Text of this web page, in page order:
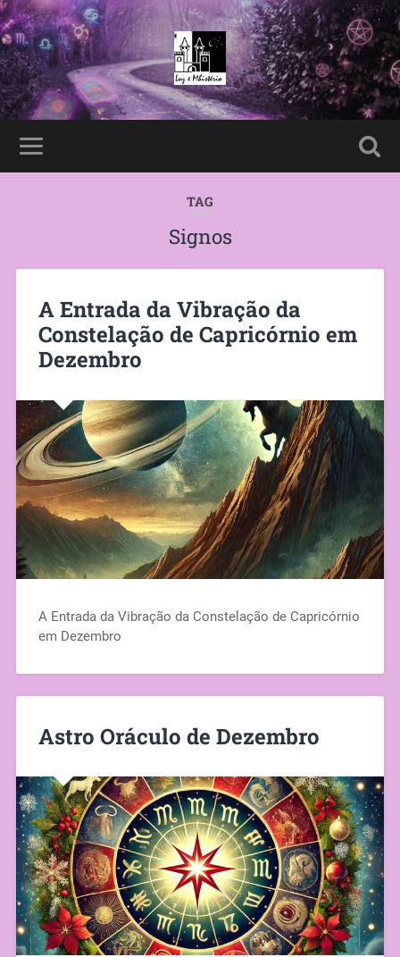
TAG
Signos
A Entrada da Vibração da
Constelação de Capricórnio em
Dezembro
A Entrada da Vibração da Constelação de Capricórnio
em Dezembro
Astro Oráculo de Dezembro